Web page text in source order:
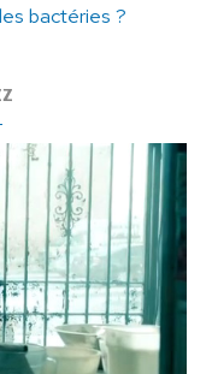
bactéries ?